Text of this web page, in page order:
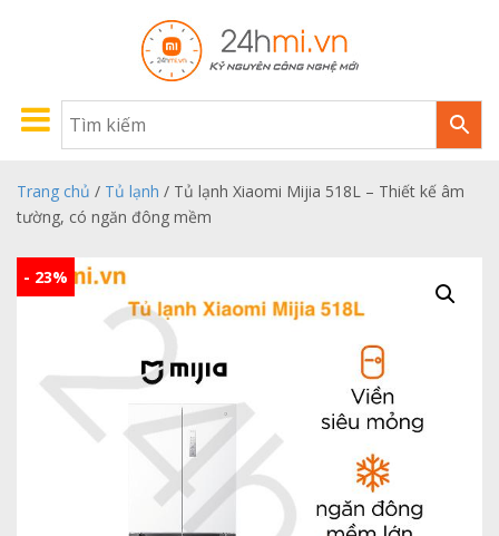
Trang chủ / Tủ lạnh / Tủ lạnh Xiaomi Mijia 518L – Thiết kế âm
tường, có ngăn đông mềm
- 23%